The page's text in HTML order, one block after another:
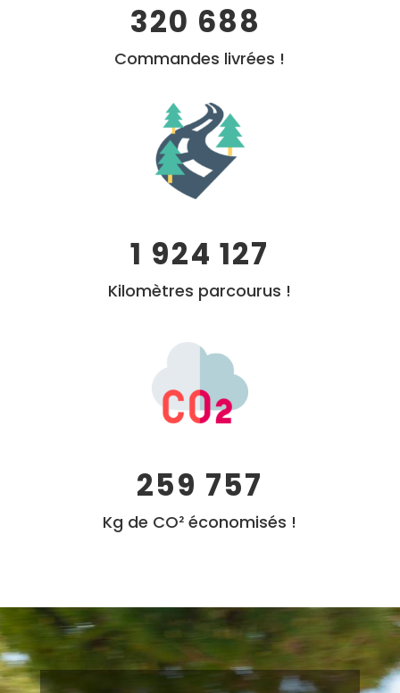
320 688
Commandes livrées !
1 924 127
Kilomètres parcourus !
259 757
Kg de CO² économisés !